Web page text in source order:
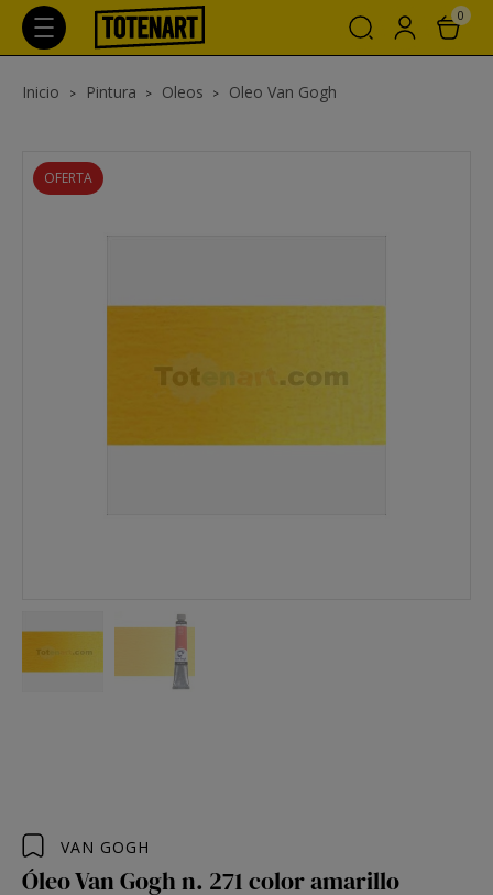
0
Inicio Pintura Oleos Oleo Van Gogh
OFERTA
VAN GOGH
Óleo Van Gogh n. 271 color amarillo